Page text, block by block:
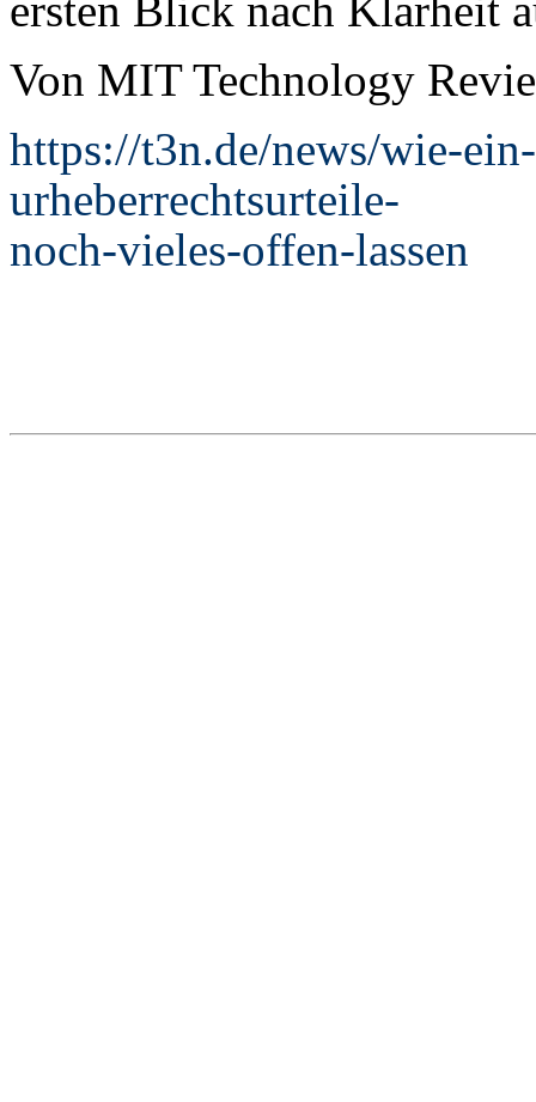
Von MIT Technology
https://t3n.de/news/wie-
urheberrechtsurteile-
noch-vieles-offen-lassen